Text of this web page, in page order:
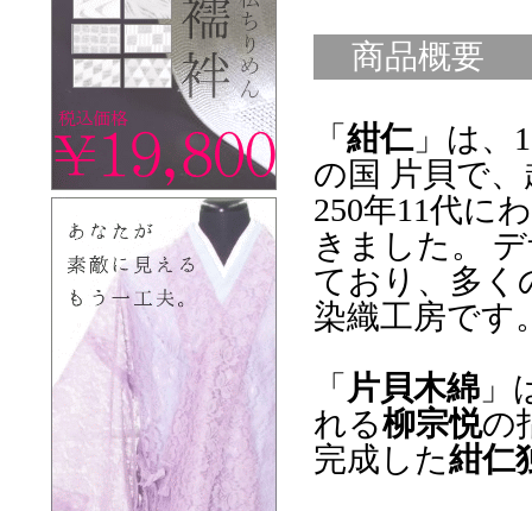
商品概要
「 紺仁」は、
の国 片貝で
250年11代に
きました。
ており、多く
染織工房です
「 片貝木綿」
れる柳宗悦の
完成した紺仁